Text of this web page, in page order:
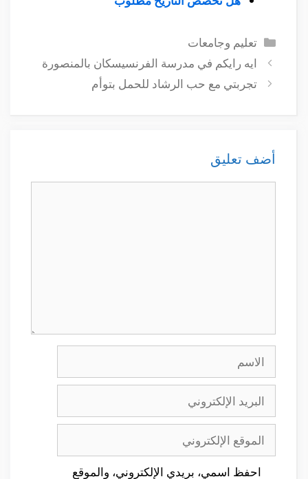
التصنيفات
تعليم وجامعات
ايه رايكم في مدرسة الفرنسيسكان بالمنصورة
تجربتي مع حب الرشاد للحمل بتوأم
أضف تعليق
الاسم
البريد
الإلكتروني
الموقع
الإلكتروني
احفظ اسمي، بريدي الإلكتروني، والموقع